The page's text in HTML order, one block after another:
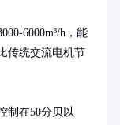
6000m³/h，能
传统交流电机节
制在50分贝以